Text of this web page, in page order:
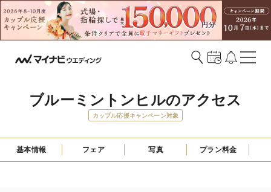
ブルーミントンヒルのアクセス
カップル応援キャンペーン対象
基本情報 フェア 写真 プラン料金